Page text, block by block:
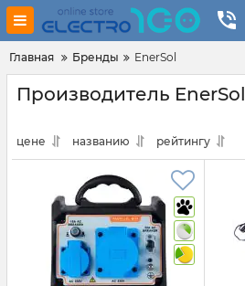
Главная Бренды EnerSol
Производитель EnerSol
цене названию рейтингу